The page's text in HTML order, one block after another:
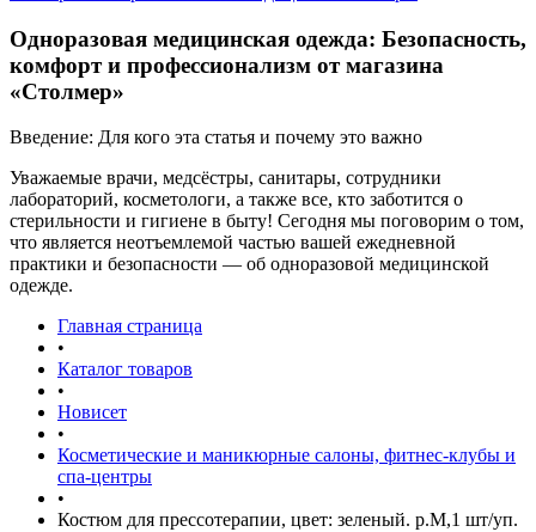
Одноразовая медицинская одежда: Безопасность,
комфорт и профессионализм от магазина
«Столмер»
Введение: Для кого эта статья и почему это важно
Уважаемые врачи, медсёстры, санитары, сотрудники
лабораторий, косметологи, а также все, кто заботится о
стерильности и гигиене в быту! Сегодня мы поговорим о том,
что является неотъемлемой частью вашей ежедневной
практики и безопасности — об одноразовой медицинской
одежде.
Главная страница
•
Каталог товаров
•
Новисет
•
Косметические и маникюрные салоны, фитнес-клубы и
спа-центры
•
Костюм для прессотерапии, цвет: зеленый. р.М,1 шт/уп.